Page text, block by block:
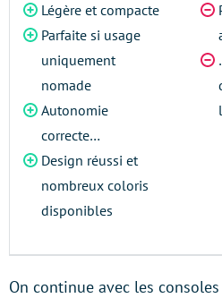
Légère et compacte
Parfaite si usage
uniquement
nomade
Autonomie
correcte…
Design réussi et
nombreux coloris
disponibles
On continue avec les